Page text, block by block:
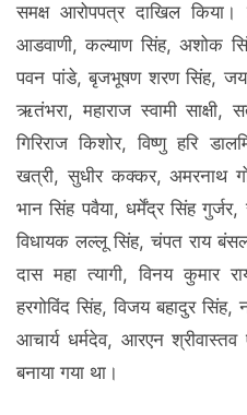
समक्ष आरोपपत्र दाखिल
आडवाणी, कल्याण सिंह, अशोक
पवन पांडे, बृजभूषण शरण सिंह, जय
ऋतंभरा, महाराज स्वामी साक्षी,
गिरिराज किशोर, विष्णु हरि
खत्री, सुधीर कक्कर, अमरनाथ
भान सिंह पवैया, धर्मेंद्र सिंह गुर्जर,
विधायक लल्लू सिंह, चंपत राय
दास महा त्यागी, विनय कुमार
हरगोविंद सिंह, विजय बहादुर
आचार्य धर्मदेव, आरएन
बनाया गया था।